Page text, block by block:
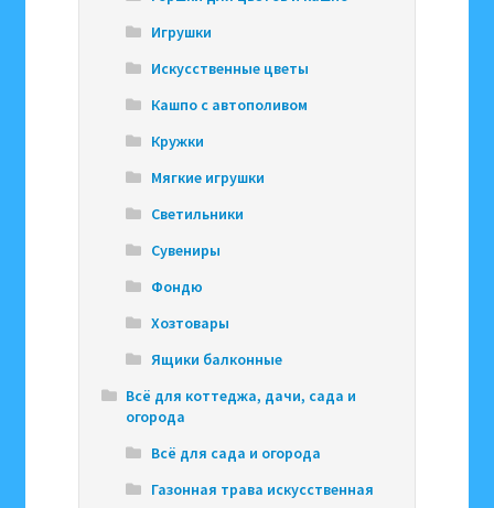
Игрушки
Искусственные цветы
Кашпо с автополивом
Кружки
Мягкие игрушки
Светильники
Сувениры
Фондю
Хозтовары
Ящики балконные
Всё для коттеджа, дачи, сада и
огорода
Всё для сада и огорода
Газонная трава искусственная